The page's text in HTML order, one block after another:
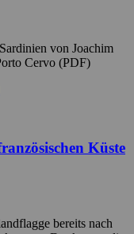
von Joachim
Cervo (PDF)
Küste
bereits nach